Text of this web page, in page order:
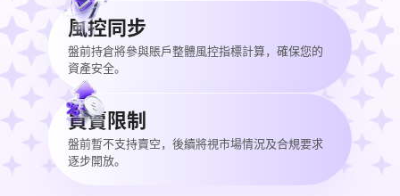
風控同步
盤前持倉將參與賬戶整體風控指標計算，確保您的
資產安全。
買賣限制
盤前暫不支持賣空，後續將視市場情況及合規要求
逐步開放。